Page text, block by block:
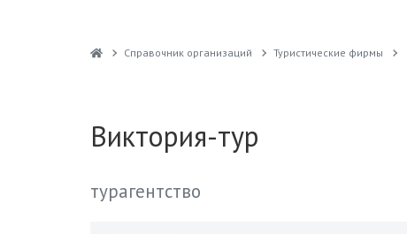
Справочник организаций Туристические фирмы
Виктория-тур
турагентство